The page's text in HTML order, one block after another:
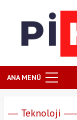
ANA MENÜ
Teknoloji